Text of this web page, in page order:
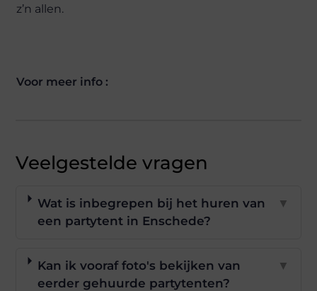
z’n allen.
Voor meer info :
Veelgestelde vragen
Wat is inbegrepen bij het huren van
een partytent in Enschede?
▼
Kan ik vooraf foto's bekijken van
eerder gehuurde partytenten?
▼